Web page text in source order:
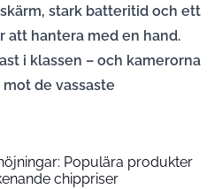
stark batteritid och ett
att hantera med en hand.
i klassen – och kamerorna
de vassaste
Populära produkter
chippriser